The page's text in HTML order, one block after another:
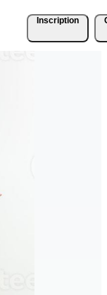
Inscription